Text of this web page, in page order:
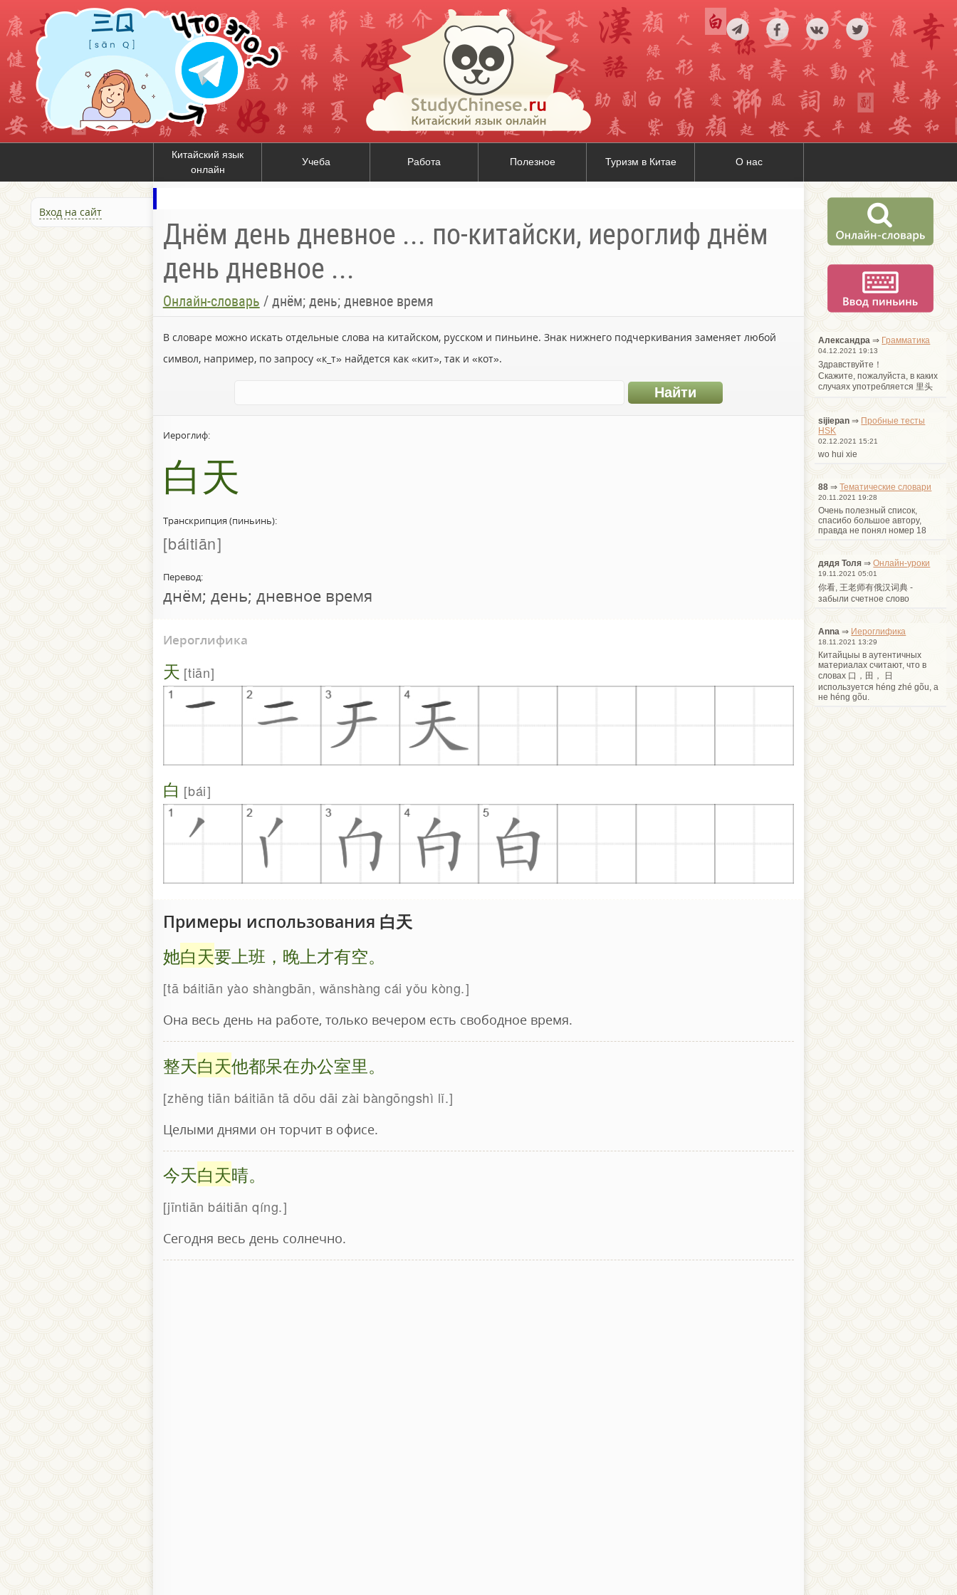
Китайский язык
онлайн
Учеба Работа Полезное Туризм в Китае О нас
Вход на сайт
Днём день дневное ... по-китайски, иероглиф днём
день дневное ...
Онлайн-словарь / днём; день; дневное время
В словаре можно искать отдельные слова на китайском, русском и пиньине. Знак нижнего подчеркивания заменяет любой
символ, например, по запросу «к_т» найдется как «кит», так и «кот».
Иероглиф:
白天
Транскрипция (пиньинь):
báitiān
Перевод:
днём; день; дневное время
Иероглифика
天 tiān
白 bái
Примеры использования 白天
她白天要上班，晚上才有空。
tā báitiān yào shàngbān, wǎnshàng cái yǒu kòng.
Она весь день на работе, только вечером есть свободное время.
整天白天他都呆在办公室里。
zhěng tiān báitiān tā dōu dāi zài bàngōngshì lǐ.
Целыми днями он торчит в офисе.
今天白天晴。
jīntiān báitiān qíng.
Сегодня весь день солнечно.
Александра ⇒ Грамматика
04.12.2021 19:13
Здравствуйте！
Cкажите, пожалуйста, в каких
случаях употребляется 里头
sijiepan ⇒ Пробные тесты
HSK
02.12.2021 15:21
wo hui xie
88 ⇒Тематические словари
20.11.2021 19:28
Очень полезный список,
спасибо большое автору,
правда не понял номер 18
дядя Толя ⇒Онлайн-уроки
19.11.2021 05:01
你看, 王老师有俄汉词典 -
забыли счетное слово
Anna ⇒ Иероглифика
18.11.2021 13:29
Китайцыы в аутентичных
материалах считают, что в
словах 口，田， 日
используется héng zhé gõu, а
не héng gõu.